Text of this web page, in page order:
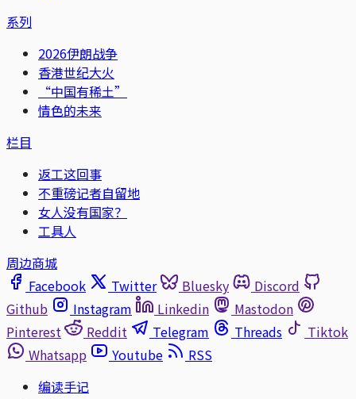
系列
2026伊朗战争
香港世纪大火
“中国有稀土”
情色的未来
栏目
返工这回事
不重磅记者自留地
女人没有国家？
工具人
周边商城
Facebook
Twitter Bluesky
Discord
Github
Instagram Linkedin
Mastodon
Pinterest
Reddit Telegram Threads
Tiktok
Whatsapp
Youtube
RSS
编读手记